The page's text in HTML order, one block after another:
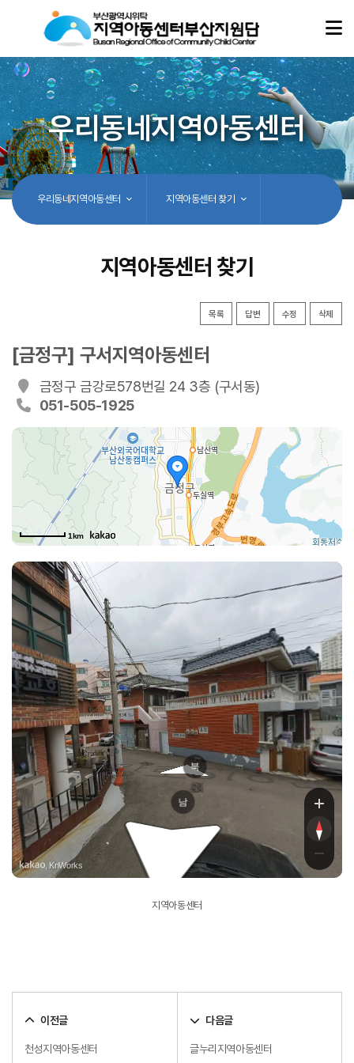
우리동네지역아동센터
우리동네지역아동센터 지역아동센터 찾기
지역아동센터 찾기
목록 답변 수정 삭제
[금정구] 구서지역아동센터
금정구 금강로578번길 24 3층 (구서동)
051-505-1925
1km
금강로578
두실로15번
북
남
, KnWorks
지역아동센터
이전글
천성지역아동센터
다음글
글누리지역아동센터